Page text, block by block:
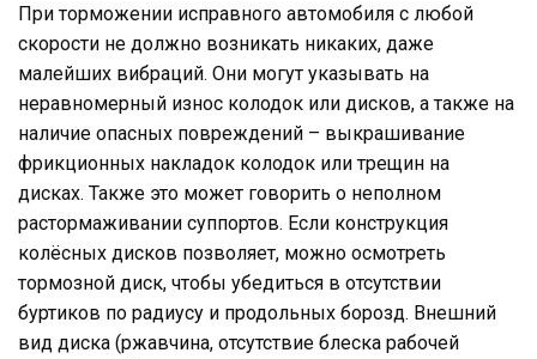
При торможении исправного автомобиля с любой
скорости не должно возникать никаких, даже
малейших вибраций. Они могут указывать на
неравномерный износ колодок или дисков, а также на
наличие опасных повреждений – выкрашивание
фрикционных накладок колодок или трещин на
дисках. Также это может говорить о неполном
растормаживании суппортов. Если конструкция
колёсных дисков позволяет, можно осмотреть
тормозной диск, чтобы убедиться в отсутствии
буртиков по радиусу и продольных борозд. Внешний
вид диска (ржавчина, отсутствие блеска рабочей